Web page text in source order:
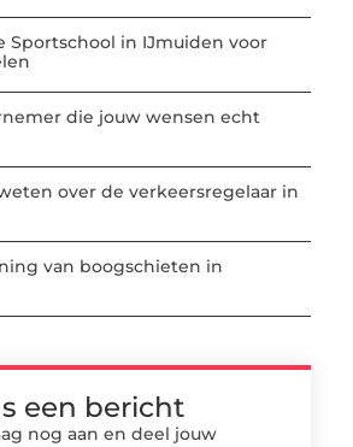
Sportschool in IJmuiden voor
die jouw wensen echt
over de verkeersregelaar in
van boogschieten in
een bericht
nog aan en deel jouw